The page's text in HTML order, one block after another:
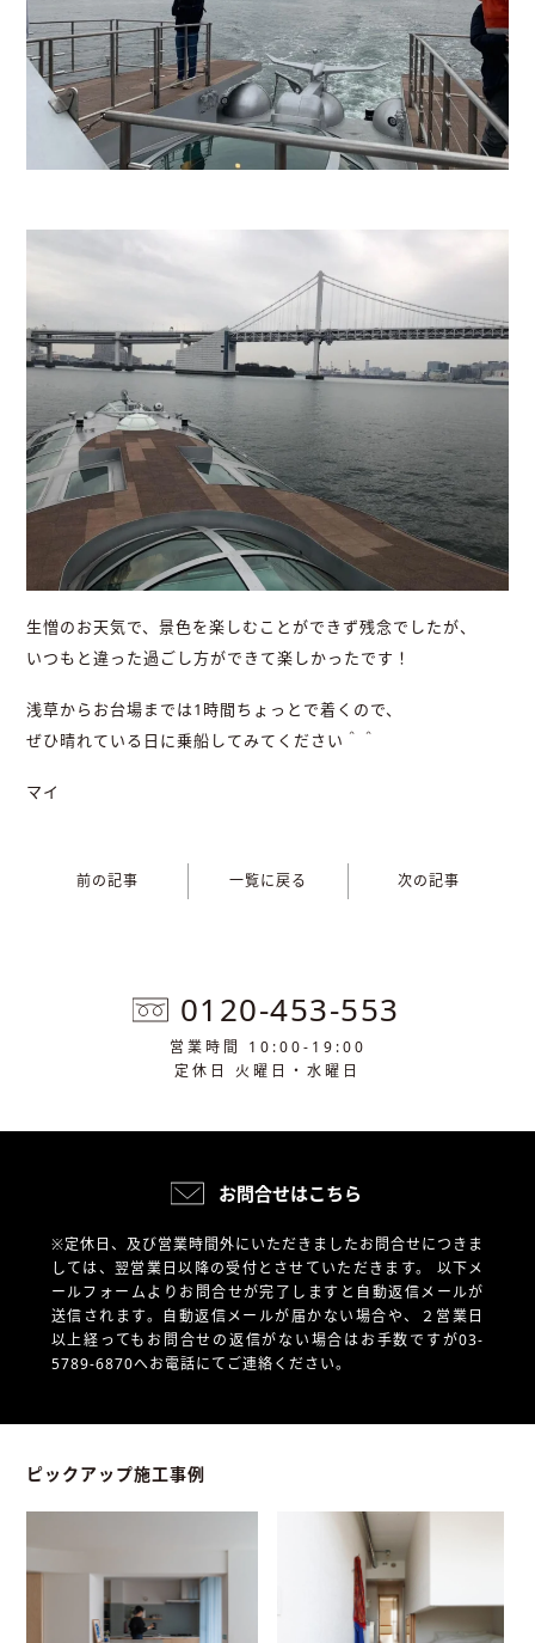
生憎のお天気で、景色を楽しむことができず残念でしたが、
いつもと違った過ごし方ができて楽しかったです！
浅草からお台場までは1時間ちょっとで着くので、
ぜひ晴れている日に乗船してみてください＾＾
マイ
前の記事 一覧に戻る 次の記事
0120-453-553
営業時間 10:00-19:00
定休日 火曜日・水曜日
お問合せはこちら
※定休日、及び営業時間外にいただきましたお問合せにつきま
しては、翌営業日以降の受付とさせていただきます。 以下メ
ールフォームよりお問合せが完了しますと自動返信メールが
送信されます。自動返信メールが届かない場合や、
２営業日
以上経ってもお問合せの返信がない場合はお手数ですが03-
5789-6870へお電話にてご連絡ください。
ピックアップ施工事例